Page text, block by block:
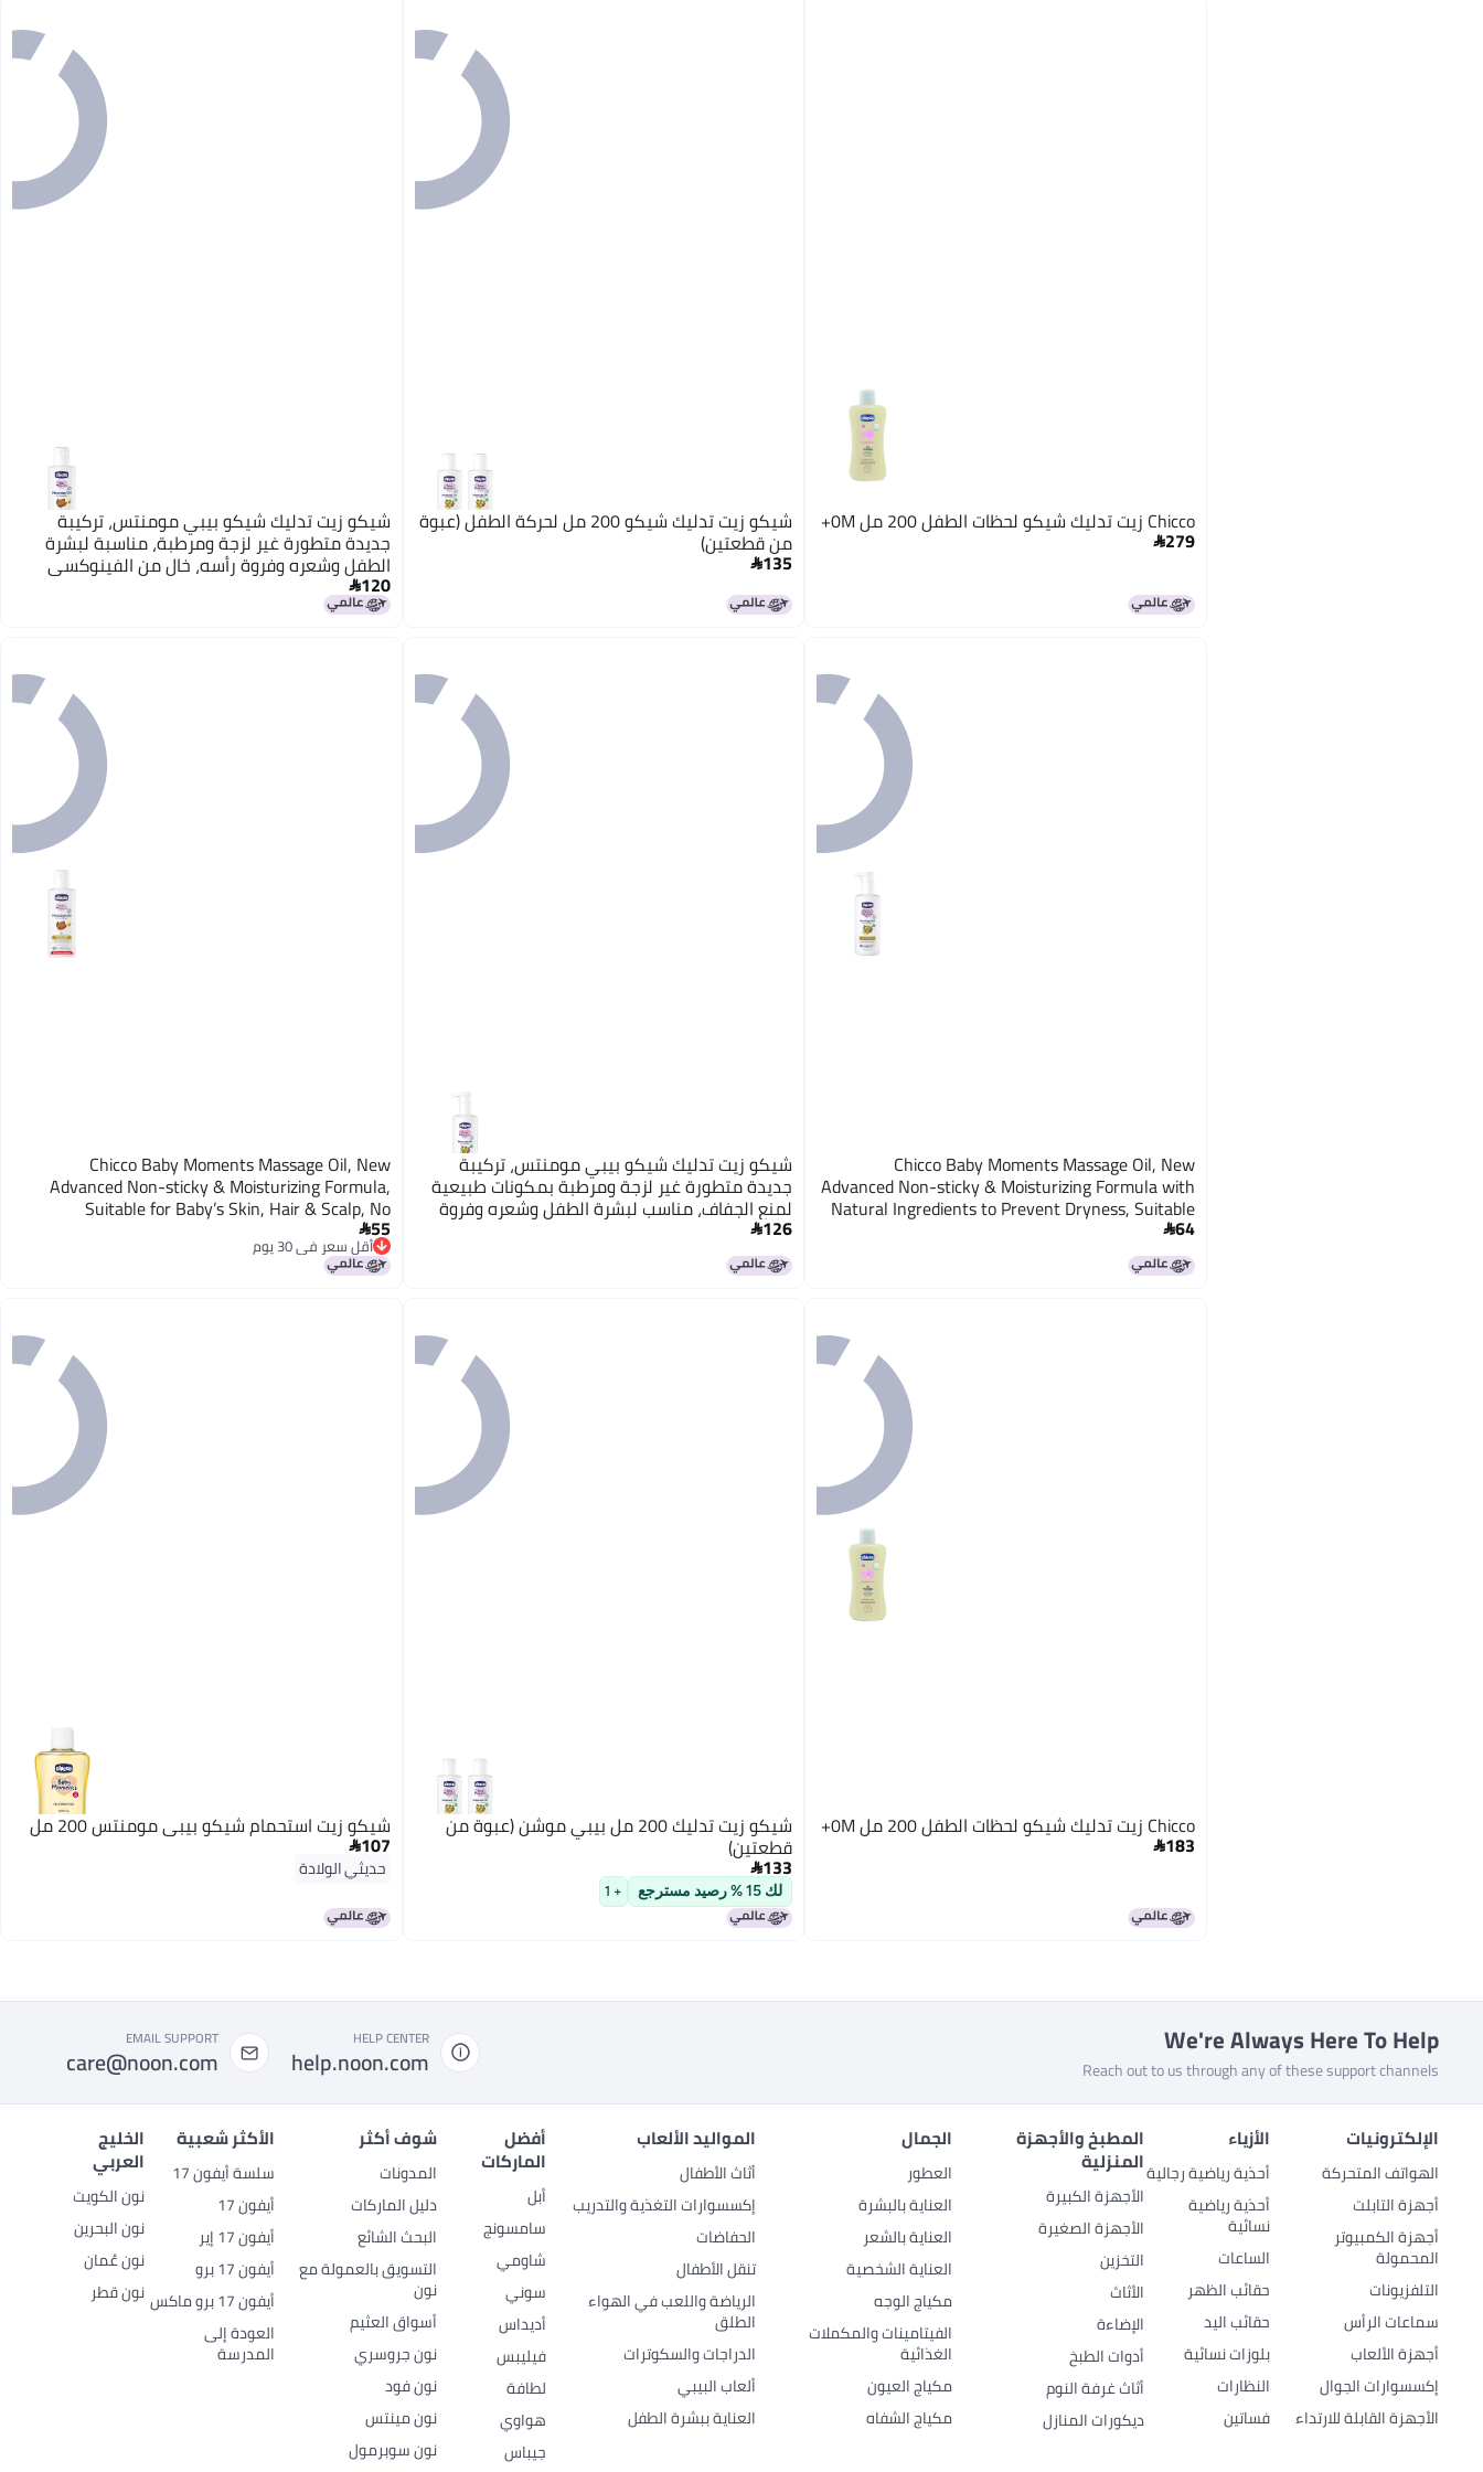
Chicco زيت تدليك شيكو لحظات الطفل 200 مل 0M+
279
شيكو زيت تدليك شيكو 200 مل لحركة الطفل (عبوة
من قطعتين)
135
شيكو زيت تدليك شيكو بيبي مومنتس، تركيبة
جديدة متطورة غير لزجة ومرطبة، مناسبة لبشرة
الطفل وشعره وفروة رأسه، خالٍ من الفينوكسي
إيثانول والبارابين (200 مل)
120
Chicco Baby Moments Massage Oil, New
Advanced Non-sticky & Moisturizing Formula with
Natural Ingredients to Prevent Dryness, Suitable
for Baby’s Skin, Hair & Scalp, No Phenoxyethanol
& Parabens, Almond (300ml)
64
شيكو زيت تدليك شيكو بيبي مومنتس، تركيبة
جديدة متطورة غير لزجة ومرطبة بمكونات طبيعية
لمنع الجفاف، مناسب لبشرة الطفل وشعره وفروة
رأسه، خالٍ من الفينوكسي إيثانول والبارابين، برائحة
اللوز (300 مل)
126
Chicco Baby Moments Massage Oil, New
Advanced Non-sticky & Moisturizing Formula,
Suitable for Baby’s Skin, Hair & Scalp, No
Phenoxyethanol & Parabens (200ml)
55
أقل سعر في 30 يوم
أقل سعر في 30 يوم
Chicco زيت تدليك شيكو لحظات الطفل 200 مل 0M+
183
شيكو زيت تدليك 200 مل بيبي موشن (عبوة من
قطعتين)
133
لك 15 % رصيد مسترجع + 1
شيكو زيت استحمام شيكو بيبي مومنتس 200 مل
107
حديثي الولادة
We're Always Here To Help
Reach out to us through any of these support channels
HELP CENTER
help.noon.com
EMAIL SUPPORT
care@noon.com
الإلكترونيات
الهواتف المتحركة
أجهزة التابلت
أجهزة الكمبيوتر
المحمولة
التلفزيونات
سماعات الرأس
أجهزة الألعاب
إكسسوارات الجوال
الأجهزة القابلة للارتداء
الأزياء
أحذية رياضية رجالية
أحذية رياضية
نسائية
الساعات
حقائب الظهر
حقائب اليد
بلوزات نسائية
النظارات
فساتين
المطبخ والأجهزة
المنزلية
الأجهزة الكبيرة
الأجهزة الصغيرة
التخزين
الأثاث
الإضاءة
أدوات الطبخ
أثاث غرفة النوم
ديكورات المنازل
الجمال
العطور
العناية بالبشرة
العناية بالشعر
العناية الشخصية
مكياج الوجه
الفيتامينات والمكملات
الغذائية
مكياج العيون
مكياج الشفاه
المواليد الألعاب
أثاث الأطفال
إكسسوارات التغذية والتدريب
الحفاضات
تنقل الأطفال
الرياضة واللعب في الهواء
الطلق
الدراجات والسكوترات
ألعاب البيبي
العناية ببشرة الطفل
أفضل
الماركات
أبل
سامسونج
شاومي
سوني
أديداس
فيليبس
لطافة
هواوي
جيباس
شوف أكثر
المدونات
دليل الماركات
البحث الشائع
التسويق بالعمولة مع
نون
أسواق العثيم
نون جروسري
نون فود
نون مينتس
نون سوبرمول
الأكثر شعبية
سلسة أيفون 17
أيفون 17
أيفون 17 إير
أيفون 17 برو
أيفون 17 برو ماكس
العودة إلى
المدرسة
الخليج
العربي
نون الكويت
نون البحرين
نون عُمان
نون قطر